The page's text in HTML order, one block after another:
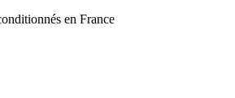
en France